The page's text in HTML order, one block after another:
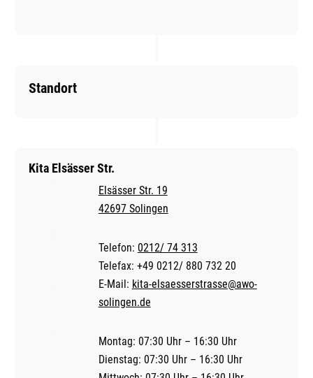
Standort
Kita Elsässer Str.
Elsässer Str. 19
42697 Solingen
Telefon: 0212/ 74 313
Telefax: +49 0212/ 880 732 20
E-Mail: kita-elsaesserstrasse@awo-
solingen.de
Montag: 07:30 Uhr – 16:30 Uhr
Dienstag: 07:30 Uhr – 16:30 Uhr